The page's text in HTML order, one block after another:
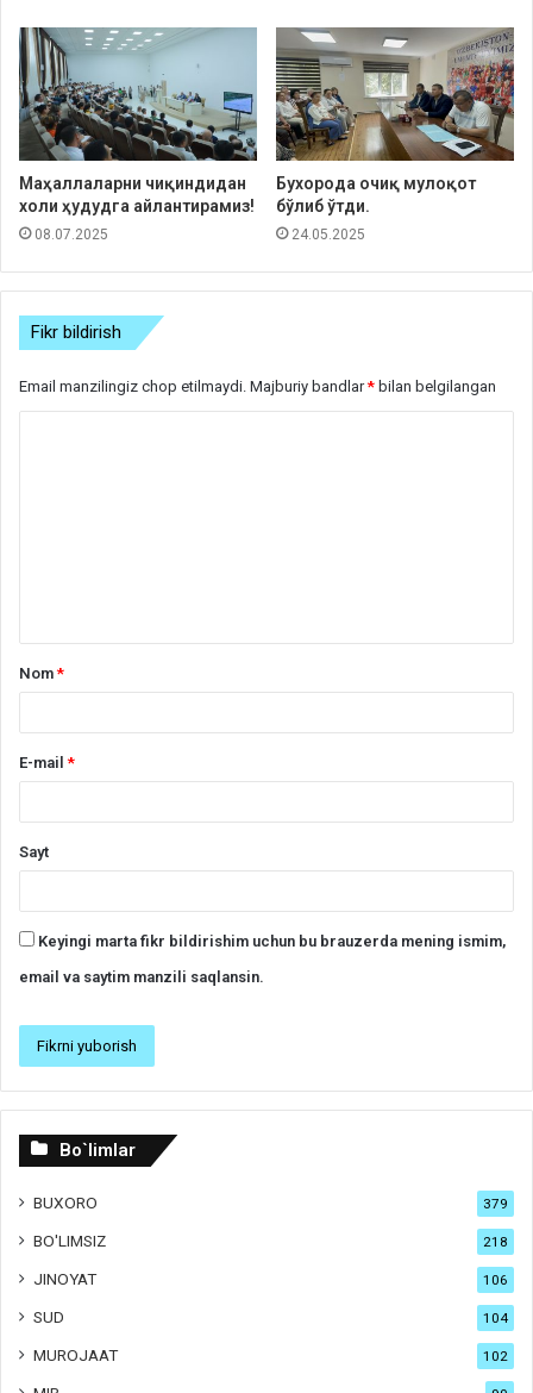
Маҳаллаларни чиқиндидан
холи ҳудудга айлантирамиз!
08.07.2025
Бухорода очиқ мулоқот
бўлиб ўтди.
24.05.2025
Fikr bildirish
Email manzilingiz chop etilmaydi. Majburiy bandlar* bilan belgilangan
Nom*
E-mail*
Sayt
Keyingi marta fikr bildirishim uchun bu brauzerda mening ismim,
email va saytim manzili saqlansin.
Bo`limlar
BUXORO 379
BO'LIMSIZ 218
JINOYAT 106
SUD 104
MUROJAAT 102